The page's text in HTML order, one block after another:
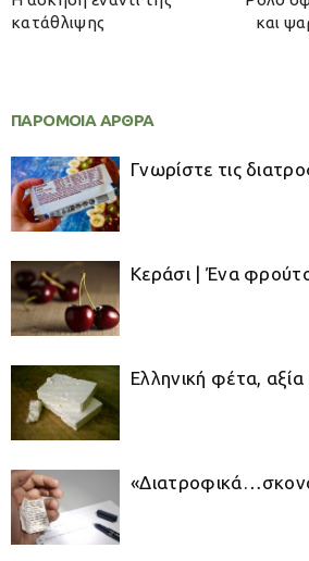
κατάθλιψης
και
ΠΑΡΟΜΟΙΑ ΑΡΘΡΑ
Γνωρίστε τις
Κεράσι | Ένα
Ελληνική φέτα, αξία